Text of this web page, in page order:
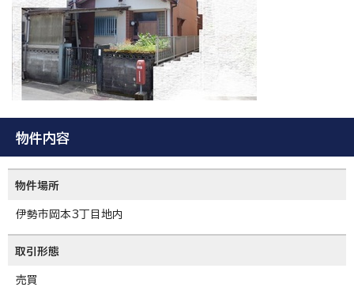
物件内容
物件場所
伊勢市岡本3丁目地内
取引形態
売買